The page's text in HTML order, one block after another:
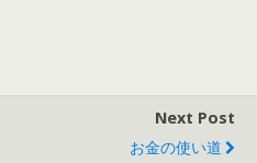
Next Post
お金の使い道